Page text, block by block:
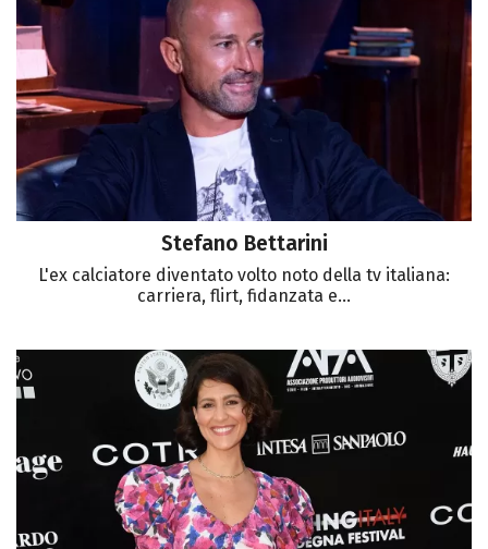
Stefano Bettarini
L'ex calciatore diventato volto noto della tv italiana:
carriera, flirt, fidanzata e...